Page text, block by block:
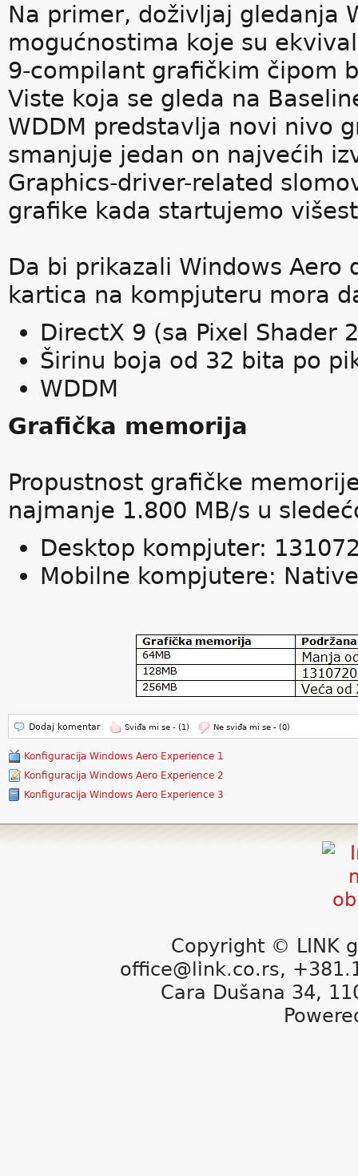
Na primer, doživljaj gledanja
mogućnostima koje su
9-compilant grafičkim čipom
Viste koja se gleda na
WDDM predstavlja novi nivo
smanjuje jedan on najvećih
Graphics-driver-related
grafike kada startujemo
Da bi prikazali Windows
kartica na kompjuteru mora
DirectX 9 (sa Pixel Shader
Širinu boja od 32 bita po
WDDM
Grafička memorija
Propustnost grafičke
najmanje 1.800 MB/s u
Desktop kompjuter:
Mobilne kompjutere:
Dodaj komentar Sviđa mi se - (1) Ne sviđa mi se - (0)
Konfiguracija Windows Aero Experience 1
Konfiguracija Windows Aero Experience 2
Konfiguracija Windows Aero Experience 3
Copyright © LINK
office@link.co.rs,
Cara Dušana 34,